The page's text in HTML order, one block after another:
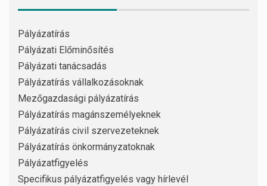
Pályázatírás
Pályázati Előminősítés
Pályázati tanácsadás
Pályázatírás vállalkozásoknak
Mezőgazdasági pályázatírás
Pályázatírás magánszemélyeknek
Pályázatírás civil szervezeteknek
Pályázatírás önkormányzatoknak
Pályázatfigyelés
Specifikus pályázatfigyelés vagy hírlevél